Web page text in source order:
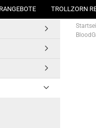
TROLLZORN